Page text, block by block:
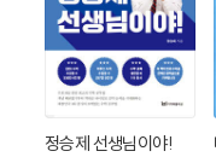
정승제 선생님이야!